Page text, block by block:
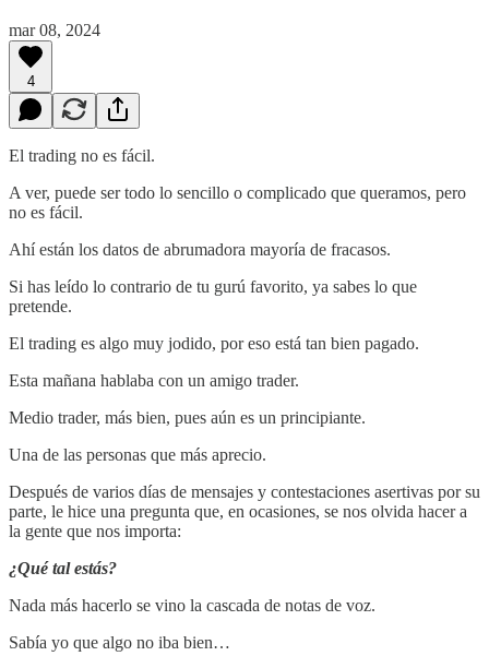
mar 08, 2024
4
El trading no es fácil.
A ver, puede ser todo lo sencillo o complicado que queramos, pero
no es fácil.
Ahí están los datos de abrumadora mayoría de fracasos.
Si has leído lo contrario de tu gurú favorito, ya sabes lo que
pretende.
El trading es algo muy jodido, por eso está tan bien pagado.
Esta mañana hablaba con un amigo trader.
Medio trader, más bien, pues aún es un principiante.
Una de las personas que más aprecio.
Después de varios días de mensajes y contestaciones asertivas por su
parte, le hice una pregunta que, en ocasiones, se nos olvida hacer a
la gente que nos importa:
¿Qué tal estás?
Nada más hacerlo se vino la cascada de notas de voz.
Sabía yo que algo no iba bien…